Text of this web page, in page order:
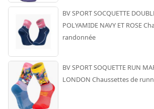
BV SPORT SOCQUETTE
POLYAMIDE NAVY ET ROSE
randonnée
BV SPORT SOQUETTE RUN
LONDON Chaussettes de